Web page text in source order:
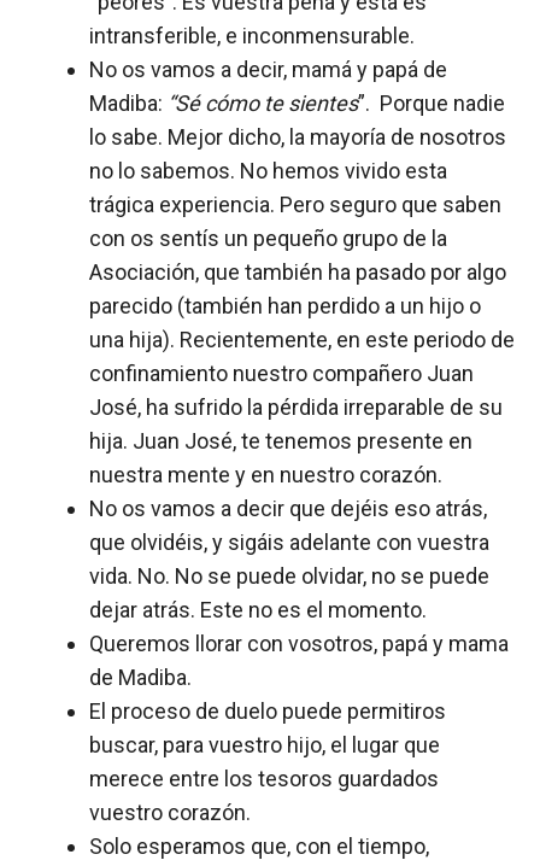
intransferible, e inconmensurable.
No os vamos a decir, mamá y papá de
Madiba: “Sé cómo te sientes”. Porque nadie
lo sabe. Mejor dicho, la mayoría de nosotros
no lo sabemos. No hemos vivido esta
trágica experiencia. Pero seguro que saben
con os sentís un pequeño grupo de la
Asociación, que también ha pasado por algo
parecido (también han perdido a un hijo o
una hija). Recientemente, en este periodo de
confinamiento nuestro compañero Juan
José, ha sufrido la pérdida irreparable de su
hija. Juan José, te tenemos presente en
nuestra mente y en nuestro corazón.
No os vamos a decir que dejéis eso atrás,
que olvidéis, y sigáis adelante con vuestra
vida. No. No se puede olvidar, no se puede
dejar atrás. Este no es el momento.
Queremos llorar con vosotros, papá y mama
de Madiba.
El proceso de duelo puede permitiros
buscar, para vuestro hijo, el lugar que
merece entre los tesoros guardados
vuestro corazón.
Solo esperamos que, con el tiempo,